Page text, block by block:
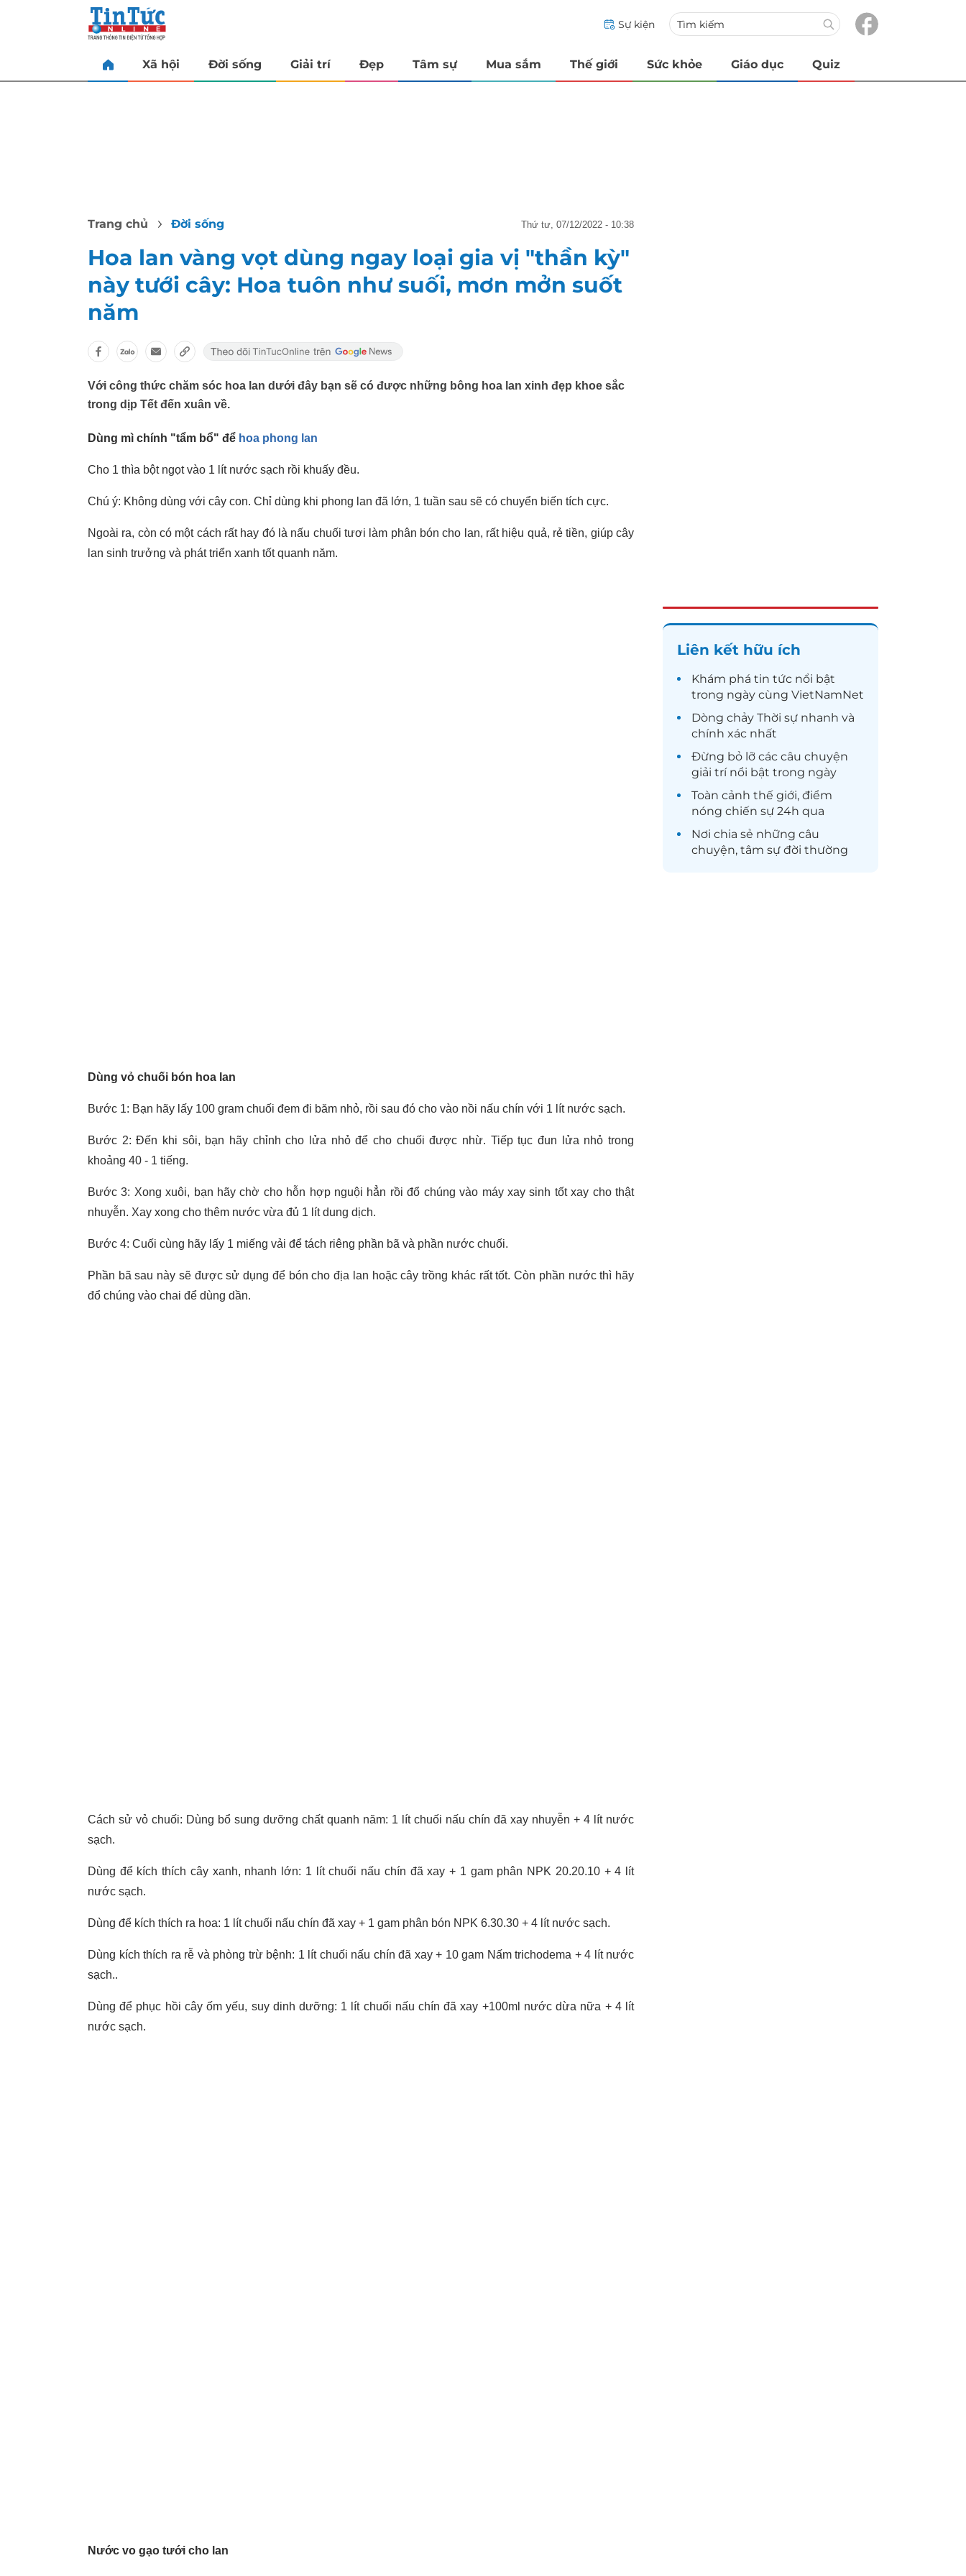
Sự kiện
Xã hội Đời sống Giải trí Đẹp Tâm sự Mua sắm Thế giới Sức khỏe Giáo dục Quiz
Trang chủ Đời sống thứ tư, 07/12/2022 - 10:38
Hoa lan vàng vọt dùng ngay loại gia vị "thần kỳ"
này tưới cây: Hoa tuôn như suối, mơn mởn suốt
năm
Với công thức chăm sóc hoa lan dưới đây bạn sẽ có được những bông hoa lan xinh đẹp khoe sắc
trong dịp Tết đến xuân về.
Dùng mì chính "tẩm bổ" để hoa phong lan
Cho 1 thìa bột ngọt vào 1 lít nước sạch rồi khuấy đều.
Chú ý: Không dùng với cây con. Chỉ dùng khi phong lan đã lớn, 1 tuần sau sẽ có chuyển biến tích cực.
Ngoài ra, còn có một cách rất hay đó là nấu chuối tươi làm phân bón cho lan, rất hiệu quả, rẻ tiền, giúp cây
lan sinh trưởng và phát triển xanh tốt quanh năm.
Dùng vỏ chuối bón hoa lan
Bước 1: Bạn hãy lấy 100 gram chuối đem đi băm nhỏ, rồi sau đó cho vào nồi nấu chín với 1 lít nước sạch.
Bước 2: Đến khi sôi, bạn hãy chỉnh cho lửa nhỏ để cho chuối được nhừ. Tiếp tục đun lửa nhỏ trong
khoảng 40 - 1 tiếng.
Bước 3: Xong xuôi, bạn hãy chờ cho hỗn hợp nguội hẳn rồi đổ chúng vào máy xay sinh tốt xay cho thật
nhuyễn. Xay xong cho thêm nước vừa đủ 1 lít dung dịch.
Bước 4: Cuối cùng hãy lấy 1 miếng vải để tách riêng phần bã và phần nước chuối.
Phần bã sau này sẽ được sử dụng để bón cho địa lan hoặc cây trồng khác rất tốt. Còn phần nước thì hãy
đổ chúng vào chai để dùng dần.
Cách sử vỏ chuối: Dùng bổ sung dưỡng chất quanh năm: 1 lít chuối nấu chín đã xay nhuyễn + 4 lít nước
sạch.
Dùng để kích thích cây xanh, nhanh lớn: 1 lít chuối nấu chín đã xay + 1 gam phân NPK 20.20.10 + 4 lít
nước sạch.
Dùng để kích thích ra hoa: 1 lít chuối nấu chín đã xay + 1 gam phân bón NPK 6.30.30 + 4 lít nước sạch.
Dùng kích thích ra rễ và phòng trừ bệnh: 1 lít chuối nấu chín đã xay + 10 gam Nấm trichodema + 4 lít nước
sạch..
Dùng để phục hồi cây ốm yếu, suy dinh dưỡng: 1 lít chuối nấu chín đã xay +100ml nước dừa nữa + 4 lít
nước sạch.
Nước vo gạo tưới cho lan
Liên kết hữu ích
Khám phá tin tức nổi bật
trong ngày cùng VietNamNet
Dòng chảy Thời sự nhanh và
chính xác nhất
Đừng bỏ lỡ các câu chuyện
giải trínổi bật trong ngày
Toàn cảnh thế giới, điểm
nóng chiến sự 24h qua
Nơi chia sẻ những câu
chuyện, tâm sự đời thường